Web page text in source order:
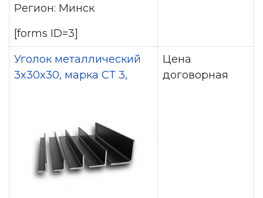
Регион: Минск
[forms ID=3]
Уголок металлический
3x30x30, марка СТ 3,
Цена
договорная